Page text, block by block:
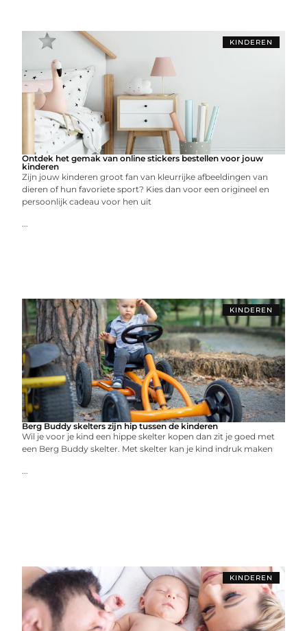
KINDEREN
Ontdek het gemak van online stickers bestellen voor jouw
kinderen
Zijn jouw kinderen groot fan van kleurrijke afbeeldingen van
dieren of hun favoriete sport? Kies dan voor een origineel en
persoonlijk cadeau voor hen uit
...
KINDEREN
Berg Buddy skelters zijn hip tussen de kinderen
Wil je voor je kind een hippe skelter kopen dan zit je goed met
een Berg Buddy skelter. Met skelter kan je kind indruk maken
...
KINDEREN